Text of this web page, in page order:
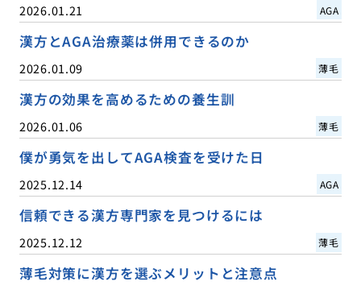
2026.01.21 AGA
漢方とAGA治療薬は併用できるのか
2026.01.09 薄毛
漢方の効果を高めるための養生訓
2026.01.06 薄毛
僕が勇気を出してAGA検査を受けた日
2025.12.14 AGA
信頼できる漢方専門家を見つけるには
2025.12.12 薄毛
薄毛対策に漢方を選ぶメリットと注意点